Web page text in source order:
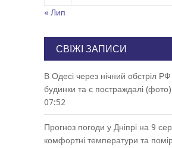
« Лип
СВІЖІ ЗАПИСИ
В Одесі через нічний обстріл РФ
будинки та є постраждалі (фото)
07:52
Прогноз погоди у Дніпрі на 9
комфортні температури та